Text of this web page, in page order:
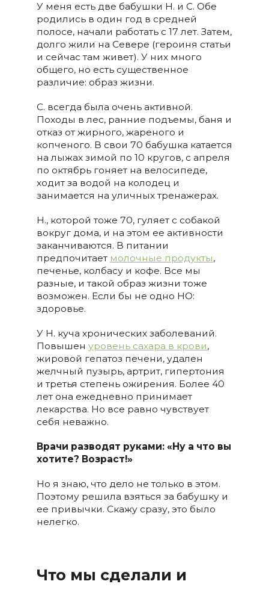
У меня есть две бабушки Н. и С. Обе
родились в один год в средней
полосе, начали работать с 17 лет. Затем,
долго жили на Севере (героиня статьи
и сейчас там живет). У них много
общего, но есть существенное
различие: образ жизни.
С. всегда была очень активной.
Походы в лес, ранние подъемы, баня и
отказ от жирного, жареного и
копченого. В свои 70 бабушка катается
на лыжах зимой по 10 кругов, с апреля
по октябрь гоняет на велосипеде,
ходит за водой на колодец и
занимается на уличных тренажерах.
Н., которой тоже 70, гуляет с собакой
вокруг дома, и на этом ее активности
заканчиваются. В питании
предпочитает молочные продукты,
печенье, колбасу и кофе. Все мы
разные, и такой образ жизни тоже
возможен. Если бы не одно НО:
здоровье.
У Н. куча хронических заболеваний.
Повышен уровень сахара в крови,
жировой гепатоз печени, удален
желчный пузырь, артрит, гипертония
и третья степень ожирения. Более 40
лет она ежедневно принимает
лекарства. Но все равно чувствует
себя неважно.
Врачи разводят руками: «Ну а что вы
хотите? Возраст!»
Но я знаю, что дело не только в этом.
Поэтому решила взяться за бабушку и
ее привычки. Скажу сразу, это было
нелегко.
Что мы сделали и